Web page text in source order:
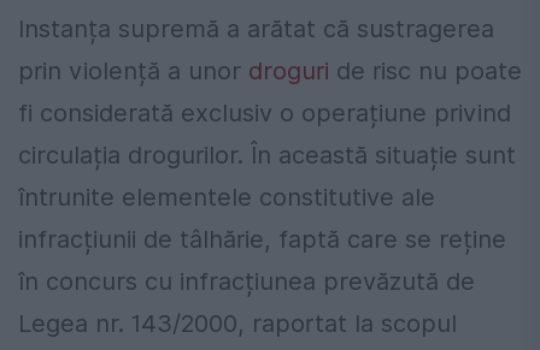
Instanța supremă a arătat că sustragerea
prin violență a unor droguri de risc nu poate
fi considerată exclusiv o operațiune privind
circulația drogurilor. În această situație sunt
întrunite elementele constitutive ale
infracțiunii de tâlhărie, faptă care se reține
în concurs cu infracțiunea prevăzută de
Legea nr. 143/2000, raportat la scopul